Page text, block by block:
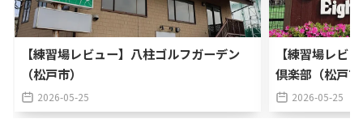
【練習場レビュー】八柱ゴルフガーデン
（松戸市）
2026-05-25
【練習場レビ
倶楽部（松戸
2026-05-25